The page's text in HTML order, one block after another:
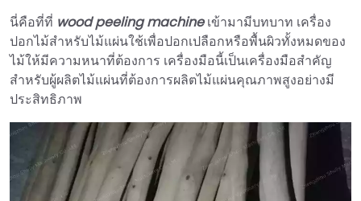
นี่คือที่ที่ wood peeling machineเข้ามามีบทบาท เครื่อง
ปอกไม้สำหรับไม้แผ่นใช้เพื่อปอกเปลือกหรือพื้นผิวทั้งหมดของ
ไม้ให้มีความหนาที่ต้องการ เครื่องมือนี้เป็นเครื่องมือสำคัญ
สำหรับผู้ผลิตไม้แผ่นที่ต้องการผลิตไม้แผ่นคุณภาพสูงอย่างมี
ประสิทธิภาพ